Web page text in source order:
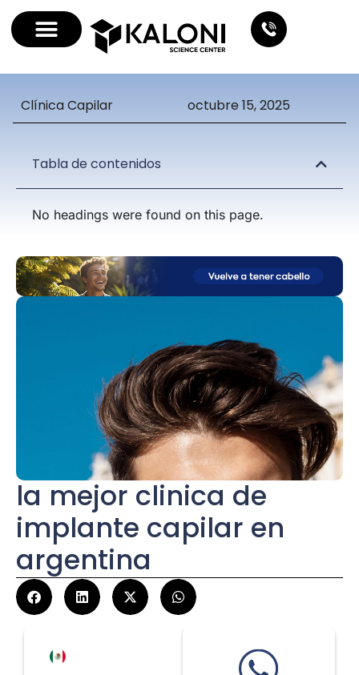
Clínica Capilar octubre 15, 2025
Tabla de contenidos
No headings were found on this page.
la mejor clinica de
implante capilar en
argentina